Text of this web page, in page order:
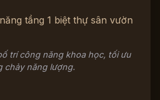
trí công năng khoa học, tối ưu
chảy năng lượng.